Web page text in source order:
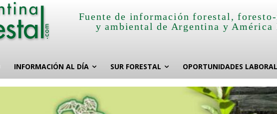
Fuente de información forestal,
y ambiental de Argentina y América
INFORMACIÓN AL DÍA SUR FORESTAL OPORTUNIDADES